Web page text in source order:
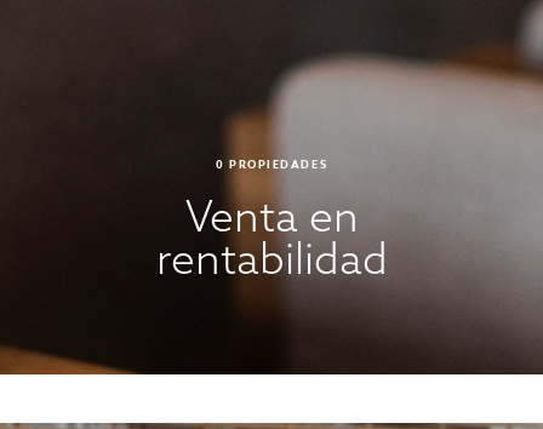
0 PROPIEDADES
Venta en
rentabilidad